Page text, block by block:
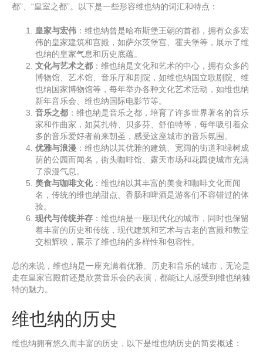
都”、“皇室之都”。以下是一些形容维也纳的词汇和特点：
皇家与宏伟 ：维也纳曾是哈布斯堡王朝的首都，拥有众多宏
伟的皇家建筑和宫殿，如萨尔茨堡宫、霍夫堡等，展示了维
也纳的皇家气息和历史底蕴。
文化与艺术之都 ：维也纳是文化和艺术的中心，拥有众多的
博物馆、艺术馆、音乐厅和剧院，如维也纳国立歌剧院、维
也纳国家博物馆等，每年举办各种文化艺术活动，如维也纳
新年音乐会、维也纳国际电影节等。
音乐之都 ：维也纳是音乐之都，培育了许多世界著名的音乐
家和作曲家，如莫扎特、贝多芬、舒伯特等，每年吸引着众
多的音乐爱好者前来朝圣，感受这座城市的音乐氛围。
优雅与浪漫 ：维也纳以其优雅的建筑、宽阔的街道和绿树成
荫的公园而闻名，街头咖啡馆、露天市场和花园使城市充满
了浪漫气息。
美食与咖啡文化：维也纳以其丰富的美食和咖啡文化而闻
名，传统的维也纳甜点、香肠和啤酒是游客们不容错过的体
验。
现代与传统并存 ：维也纳是一座现代化的城市，同时也保留
着丰富的历史和传统，现代建筑和艺术与古老的宫殿和教堂
交相辉映，展示了维也纳的多样性和包容性。
总的来说，维也纳是一座充满着优雅、历史和音乐的城市，无论是
走在皇家宫殿前还是欣赏音乐会的表演，都能让人感受到维也纳独
特的魅力。
维也纳的历史
维也纳拥有悠久而丰富的历史，以下是维也纳历史的简要概述：